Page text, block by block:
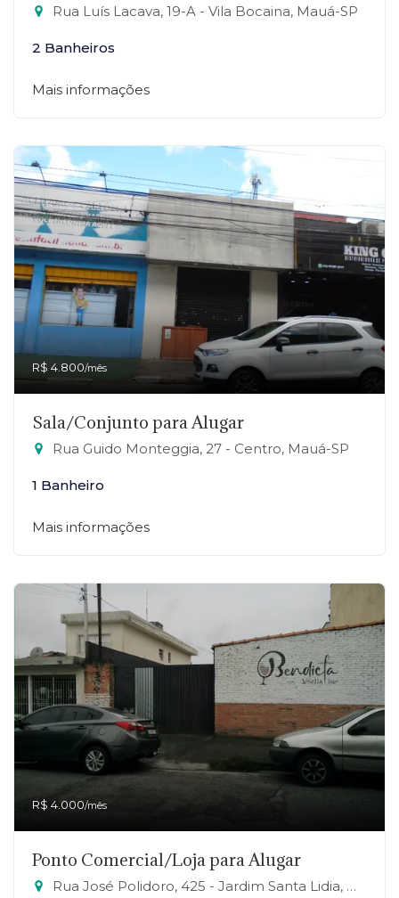
Rua Luís Lacava, 19-A - Vila Bocaina, Mauá-SP
2 Banheiros
Mais informações
R$ 4.800/mês
Sala/Conjunto para Alugar
Rua Guido Monteggia, 27 - Centro, Mauá-SP
1 Banheiro
Mais informações
R$ 4.000/mês
Ponto Comercial/Loja para Alugar
Rua José Polidoro, 425 - Jardim Santa Lidia, Mauá-SP